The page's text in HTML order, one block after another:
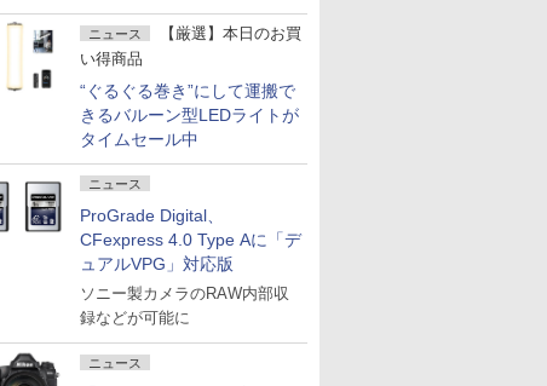
ニュース
【厳選】本日のお買
い得商品
“ぐるぐる巻き”にして運搬で
きるバルーン型LEDライトが
タイムセール中
ニュース
ProGrade Digital、
CFexpress 4.0 Type Aに「デ
ュアルVPG」対応版
ソニー製カメラのRAW内部収
録などが可能に
ニュース